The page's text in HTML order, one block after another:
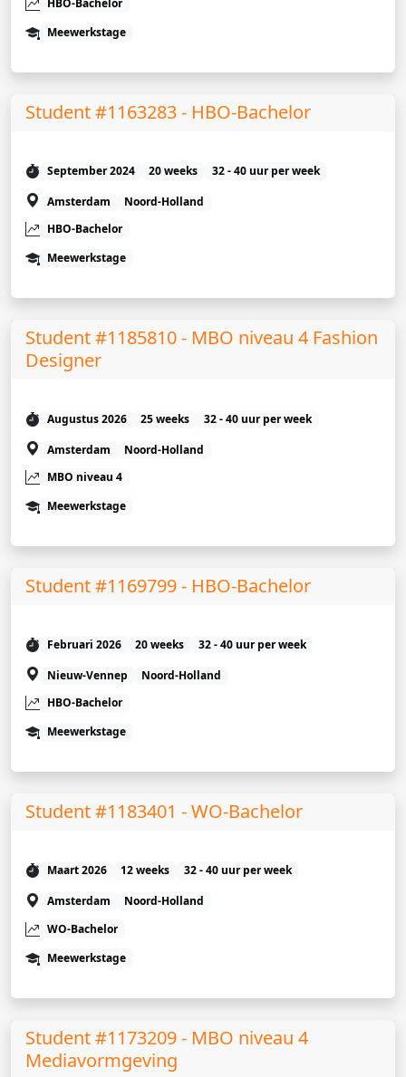
Meewerkstage
Student #1163283 - HBO-Bachelor
September 2024 20 weeks
32 - 40 uur per week
Amsterdam
Noord-Holland
HBO-Bachelor
Meewerkstage
Student #1185810 - MBO niveau 4 Fashion
Designer
Augustus 2026 25 weeks
32 - 40 uur per week
Amsterdam
Noord-Holland
MBO niveau 4
Meewerkstage
Student #1169799 - HBO-Bachelor
Februari 2026 20 weeks
32 - 40 uur per week
Nieuw-Vennep
Noord-Holland
HBO-Bachelor
Meewerkstage
Student #1183401 - WO-Bachelor
Maart 2026 12 weeks
32 - 40 uur per week
Amsterdam
Noord-Holland
WO-Bachelor
Meewerkstage
Student #1173209 - MBO niveau 4
Mediavormgeving